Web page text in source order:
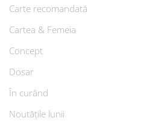
Carte recomandată
Cartea & Femeia
Concept
Dosar
În curând
Noutățile lunii